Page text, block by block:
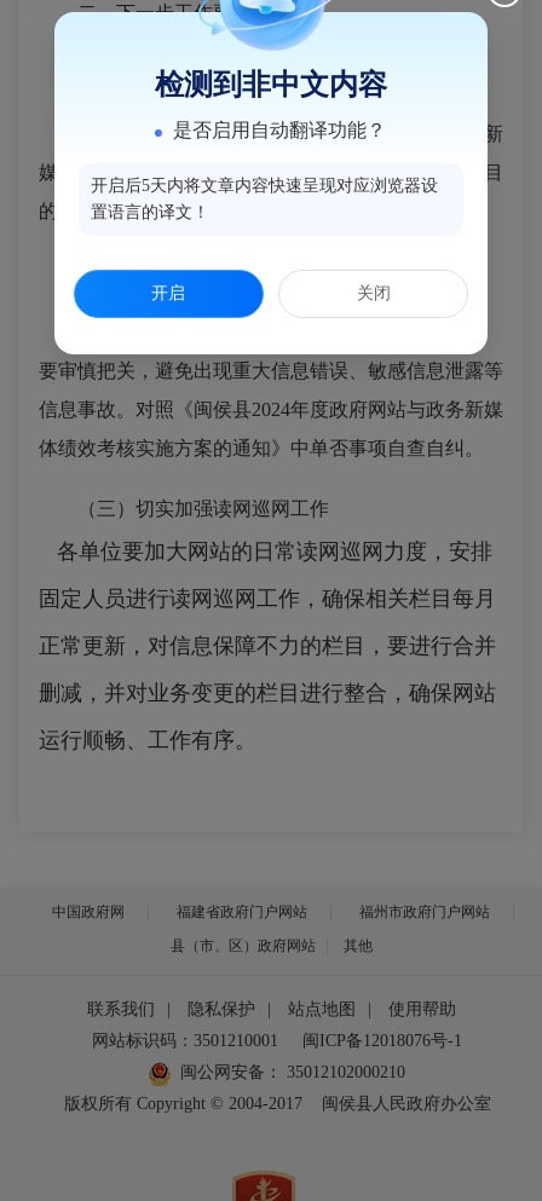
二、下一步工作要求
（一）及时做好网站信息更新工作
各单位要对照《闽侯县2024年度政府网站与政务新
媒体绩效考核实施方案的通知》内容，及时做好各栏目
的更新工作，做到信息及时化，确保信息高效便民。
（二）审慎把关信息发布工作
要审慎把关，避免出现重大信息错误、敏感信息泄露等
信息事故。对照《闽侯县2024年度政府网站与政务新媒
体绩效考核实施方案的通知》中单否事项自查自纠。
（三）切实加强读网巡网工作
各单位要加大网站的日常读网巡网力度，安排
固定人员进行读网巡网工作，确保相关栏目每月
正常更新，对信息保障不力的栏目，要进行合并
删减，并对业务变更的栏目进行整合，确保网站
运行顺畅、工作有序。
中国政府网 福建省政府门户网站
福州市政府门户网站
县（市、区）政府网站
其他
联系我们 隐私保护 站点地图
使用帮助
网站标识码：3501210001
闽ICP备12018076号-1
闽公网安备：
35012102000210
版权所有 Copyright © 2004-2017
闽侯县人民政府办公室
检测到非中文内容
是否启用自动翻译功能？
开启后5天内将文章内容快速呈现对应浏览器设
置语言的译文！
开启 关闭